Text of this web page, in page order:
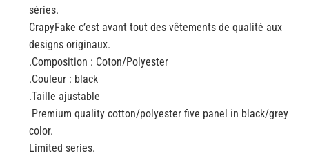
séries.
CrapyFake c’est avant tout des vêtements de qualité aux
designs originaux.
.Composition : Coton/Polyester
.Couleur : black
.Taille ajustable
Premium quality cotton/polyester five panel in black/grey
color.
Limited series.